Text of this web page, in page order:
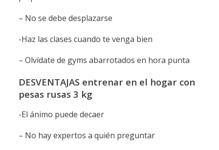
– No se debe desplazarse
-Haz las clases cuando te venga bien
– Olvídate de gyms abarrotados en hora punta
DESVENTAJAS entrenar en el hogar con
pesas rusas 3 kg
-El ánimo puede decaer
– No hay expertos a quién preguntar